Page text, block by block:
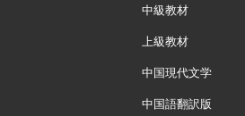
中級教材
上級教材
中国現代文学
中国語翻訳版